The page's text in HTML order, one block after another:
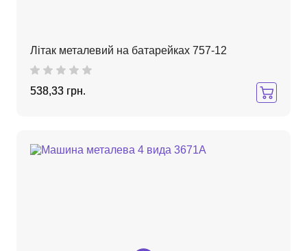
Літак металевий на батарейках 757-12
538,33 грн.